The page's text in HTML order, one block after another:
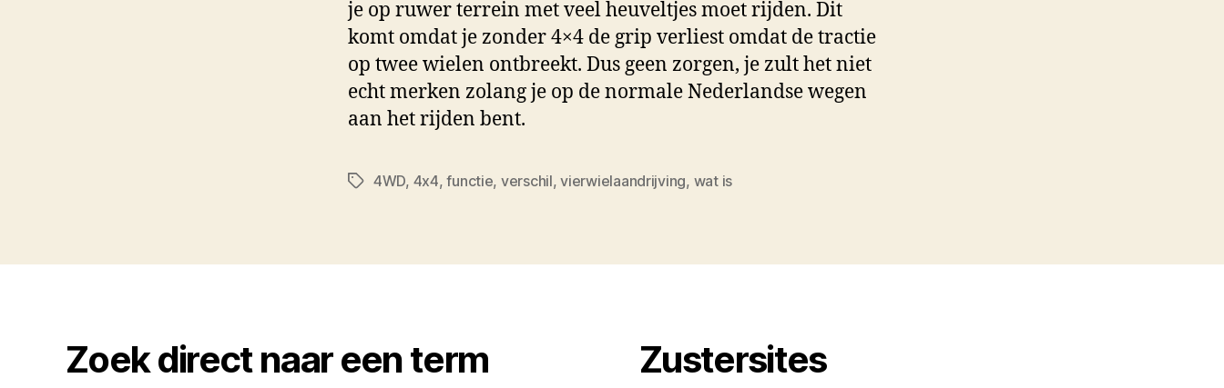
je op ruwer terrein met veel heuveltjes moet rijden. Dit
komt omdat je zonder 4×4 de grip verliest omdat de tractie
op twee wielen ontbreekt. Dus geen zorgen, je zult het niet
echt merken zolang je op de normale Nederlandse wegen
aan het rijden bent.
Tags4WD, 4x4,functie, verschil,vierwielaandrijving, wat is
Zoek direct naar een term Zustersites